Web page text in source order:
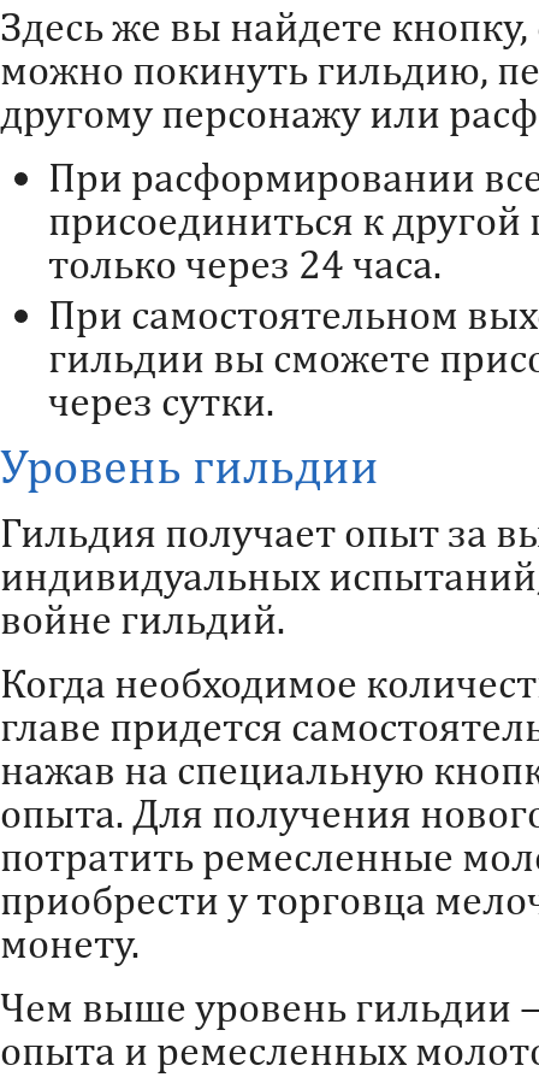
Здесь же вы найдете
можно покинуть гильдию,
другому персонажу или
При расформировании
присоединиться к
только через 24 часа.
При самостоятельном
гильдии вы сможете
через сутки.
Уровень гильдии
Гильдия получает опыт за
индивидуальных
войне гильдий.
Когда необходимое
главе придется
нажав на специальную
опыта. Для получения
потратить ремесленные
приобрести у торговца
монету.
Чем выше уровень гильдии
опыта и ремесленных